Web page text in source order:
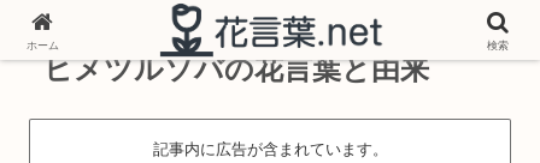
ヒメツルソバの花言葉と由来
記事内に広告が含まれています。
ホーム 検索